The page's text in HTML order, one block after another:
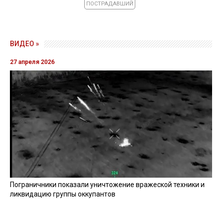
ПОСТРАДАВШИЙ
ВИДЕО »
27 апреля 2026
Пограничники показали уничтожение вражеской техники и
ликвидацию группы оккупантов